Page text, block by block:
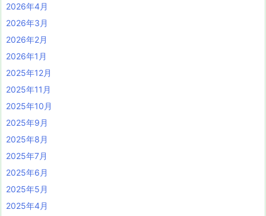
2026年4月
2026年3月
2026年2月
2026年1月
2025年12月
2025年11月
2025年10月
2025年9月
2025年8月
2025年7月
2025年6月
2025年5月
2025年4月